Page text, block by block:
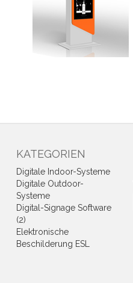
KATEGORIEN
Digitale Indoor-Systeme
Digitale Outdoor-
Systeme
Digital-Signage Software
(2)
Elektronische
Beschilderung ESL